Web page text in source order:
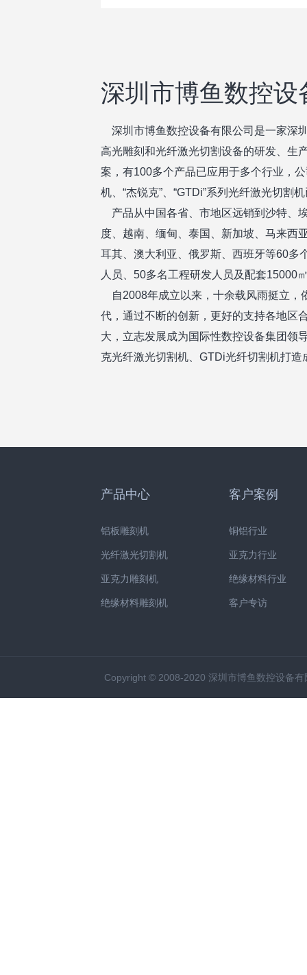
深圳市博鱼数控设
深圳市博鱼数控设备有限公司是一家深
高光雕刻和光纤激光切割设备的研发、生
案，有100多个产品已应用于多个行业，
机、“杰锐克”、“GTDi”系列光纤激光切割
产品从中国各省、市地区远销到沙特、
度、越南、缅甸、泰国、新加坡、马来西
耳其、澳大利亚、俄罗斯、西班牙等60多
人员、50多名工程研发人员及配套15000
自2008年成立以来，十余载风雨挺立，
代，通过不断的创新，更好的支持各地区
大，立志发展成为国际性数控设备集团领
克光纤激光切割机、GTDi光纤切割机打
产品中心
铝板雕刻机
光纤激光切割机
亚克力雕刻机
绝缘材料雕刻机
客户案例
铜铝行业
亚克力行业
绝缘材料行业
客户专访
Copyright © 2008-2020 深圳市博鱼数控设备有